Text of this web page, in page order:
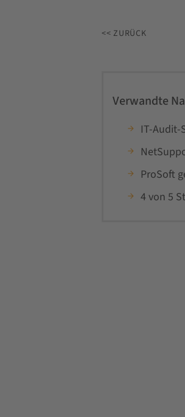
<< ZURÜCK
Verwandte
IT-Audit-
ProSoft
4 von 5